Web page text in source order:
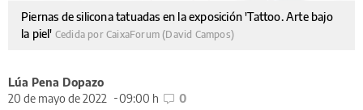
Piernas de silicona tatuadas en la exposición 'Tattoo. Arte bajo
la piel' Cedida por CaixaForum (David Campos)
Lúa Pena Dopazo
20 de mayo de 2022
09:00 h 0